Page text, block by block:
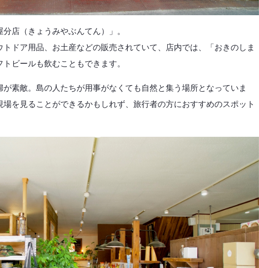
店（きょうみやぶんてん）」。
ドア用品、お土産などの販売されていて、店内では、「おきのしま
ビールも飲むこともできます。
素敵。島の人たちが用事がなくても自然と集う場所となっていま
を見ることができるかもしれず、旅行者の方におすすめのスポット